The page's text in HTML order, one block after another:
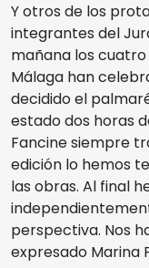
Y otros de los
integrantes del
mañana los
Málaga han
decidido el
estado dos horas
Fancine siempre
edición lo hemos
las obras. Al final
perspectiva. Nos
expresado Marina